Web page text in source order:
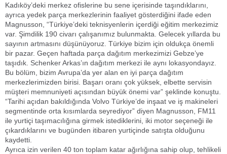
Kadıköy’deki merkez ofislerine bu sene içerisinde taşındıklarını,
ayrıca yedek parça merkezlerinin faaliyet gösterdiğini ifade eden
Magnusson, “Türkiye’deki teknisyenlerin içerdiği eğitim merkezimiz
var. Şimdilik 190 civarı çalışanımız bulunmakta. Gelecek yıllarda bu
sayının artmasını düşünüyoruz. Türkiye bizim için oldukça önemli
bir pazar. Geçen haftada parça dağıtım merkezimizi Gebze’ye
taşıdık. Schenker Arkas’ın dağıtım merkezi ile aynı lokasyondayız.
Bu bölüm, bizim Avrupa’da yer alan en iyi parça dağıtım
merkezlerimizden birisi. Başarı oranı çok yüksek, elbette servisin
müşteri memnuniyeti açısından büyük önemi var” şeklinde konuştu.
“Tarihi açıdan bakıldığında Volvo Türkiye’de inşaat ve iş makineleri
segmentinde orta kısımlarda seyrediyor” diyen Magnusson, FM11
ile yurtiçi taşımacılığına girmek istediklerini, iki motor seçeneği ile
çıkardıklarını ve bugünden itibaren yurtiçinde satışta olduğunu
kaydetti.
Ayrıca izin verilen 40 ton toplam katar ağırlığına sahip olup, tehlikeli